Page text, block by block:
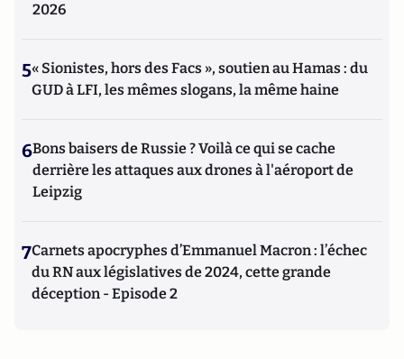
2026
5« Sionistes, hors des Facs », soutien au Hamas : du
GUD à LFI, les mêmes slogans, la même haine
6Bons baisers de Russie ? Voilà ce qui se cache
derrière les attaques aux drones à l'aéroport de
Leipzig
7Carnets apocryphes d’Emmanuel Macron : l’échec
du RN aux législatives de 2024, cette grande
déception - Episode 2